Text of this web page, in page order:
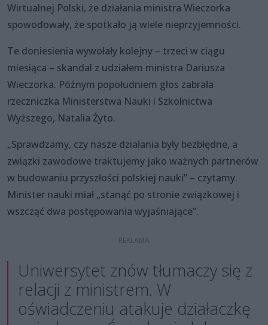
Wirtualnej Polski, że działania ministra Wieczorka
spowodowały, że spotkało ją wiele nieprzyjemności.
Te doniesienia wywołały kolejny – trzeci w ciągu
miesiąca – skandal z udziałem ministra Dariusza
Wieczorka. Późnym popołudniem głos zabrała
rzeczniczka Ministerstwa Nauki i Szkolnictwa
Wyższego, Natalia Żyto.
„Sprawdzamy, czy nasze działania były bezbłędne, a
związki zawodowe traktujemy jako ważnych partnerów
w budowaniu przyszłości polskiej nauki” – czytamy.
Minister nauki miał „stanąć po stronie związkowej i
wszcząć dwa postępowania wyjaśniające”.
Uniwersytet znów tłumaczy się z
relacji z ministrem. W
oświadczeniu atakuje działaczkę